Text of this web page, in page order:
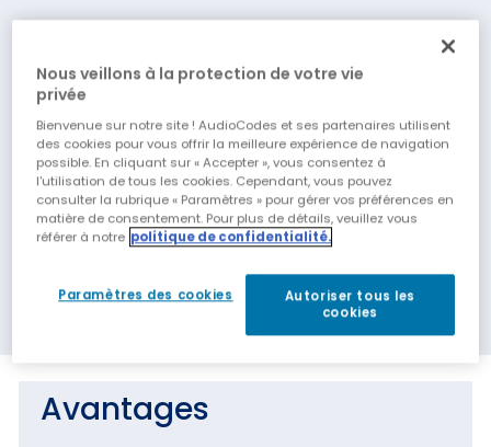
également d'une architecture multicœur
unique qui garantit des performances
élevées constantes, permettant ainsi aux
clients finaux d'optimiser leurs connexions à
large bande pour les applications de
données et de voix.
Avantages
Nous veillons à la protection de votre vie
privée
Bienvenue sur notre site ! AudioCodes et ses partenaires utilisent
des cookies pour vous offrir la meilleure expérience de navigation
possible. En cliquant sur « Accepter », vous consentez à
l'utilisation de tous les cookies. Cependant, vous pouvez
consulter la rubrique « Paramètres » pour gérer vos préférences en
matière de consentement. Pour plus de détails, veuillez vous
référer à notre politique de confidentialité.
Paramètres des cookies
Autoriser tous les
cookies